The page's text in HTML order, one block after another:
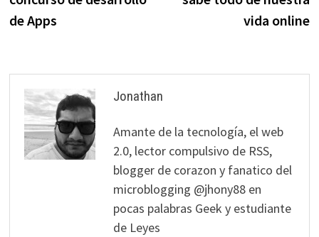
entradas
de Apps
vida online
Jonathan
Amante de la tecnología, el web
2.0, lector compulsivo de RSS,
blogger de corazon y fanatico del
microblogging @jhony88 en
pocas palabras Geek y estudiante
de Leyes